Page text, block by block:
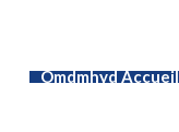
Omdmhyd Accueil